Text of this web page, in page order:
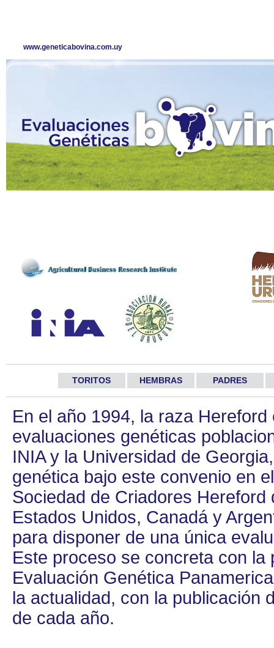
www.geneticabovina.com.uy
TORITOS HEMBRAS PADRES
En el año 1994, la raza
evaluaciones genéticas
INIA y la Universidad de
genética bajo este convenio en
Sociedad de Criadores
Estados Unidos, Canadá y
para disponer de una única
Este proceso se concreta con la
Evaluación Genética
la actualidad, con la publicación
de cada año.